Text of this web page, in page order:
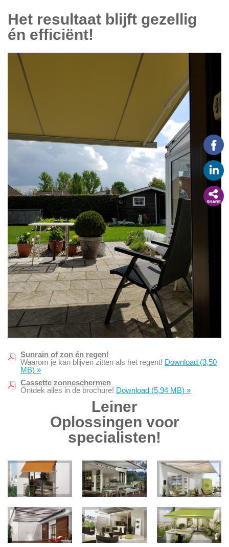
Het resultaat blijft gezellig
én efficiënt!
Sunrain of zon én regen!
Waarom je kan blijven zitten als het regent! Download (3,50
MB) »
Cassette zonneschermen
Ontdek alles in de brochure! Download (5,94 MB) »
Leiner
Oplossingen voor
specialisten!